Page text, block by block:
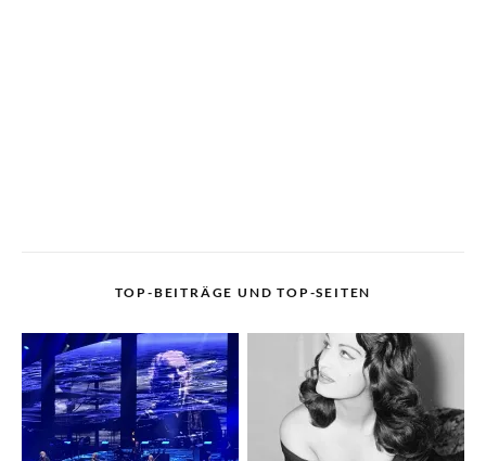
TOP-BEITRÄGE UND TOP-SEITEN